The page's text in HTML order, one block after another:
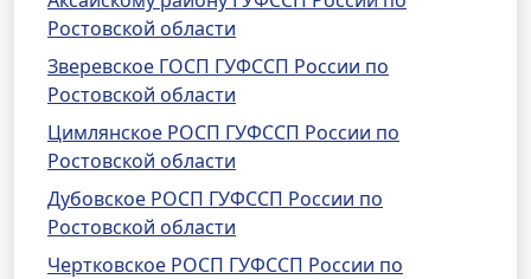
Ростовской области
Зверевское ГОСП ГУФССП России по
Ростовской области
Цимлянское РОСП ГУФССП России по
Ростовской области
Дубовское РОСП ГУФССП России по
Ростовской области
Чертковское РОСП ГУФССП России по